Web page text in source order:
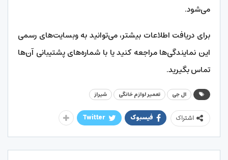
می‌شود.
برای دریافت اطلاعات بیشتر، می‌توانید به وبسایت‌های رسمی
این نمایندگی‌ها مراجعه کنید یا با شماره‌های پشتیبانی آن‌ها
تماس بگیرید.
ال جی تعمیر لوازم خانگی شیراز
اشتراک فیسبوک Twitter